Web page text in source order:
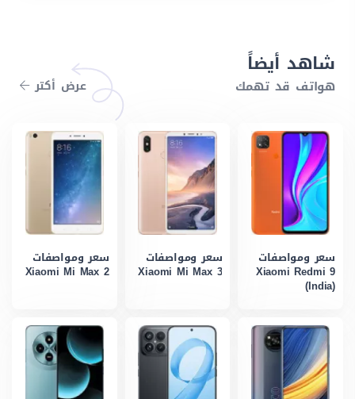
شاهد أيضاً
هواتف قد تهمك عرض أكتر
سعر ومواصفات
Xiaomi Redmi 9
(India)
سعر ومواصفات
Xiaomi Mi Max 3
سعر ومواصفات
Xiaomi Mi Max 2